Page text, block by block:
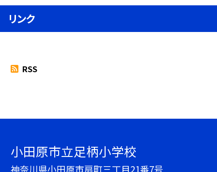
リンク
RSS
小田原市立足柄小学校
神奈川県小田原市扇町三丁目21番7号